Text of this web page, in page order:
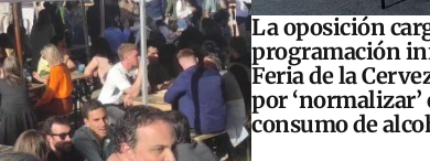
La oposición
programación
Feria de la
por ‘normalizar’
consumo de